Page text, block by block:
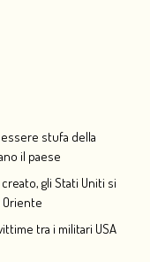
stufa della
il paese
gli Stati Uniti si
Oriente
tra i militari USA